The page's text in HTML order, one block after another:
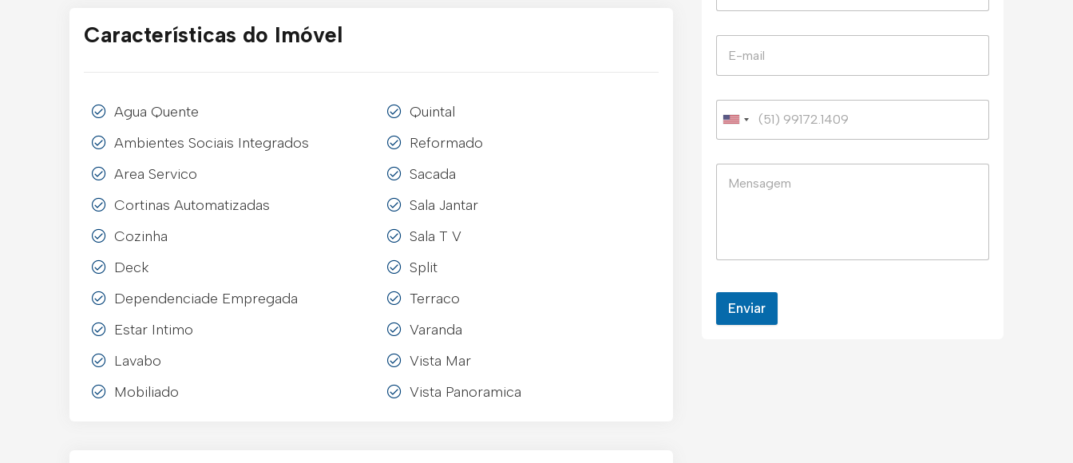
Características do Imóvel
Agua Quente
Ambientes Sociais Integrados
Area Servico
Cortinas Automatizadas
Cozinha
Deck
Dependenciade Empregada
Estar Intimo
Lavabo
Mobiliado
Quintal
Reformado
Sacada
Sala Jantar
Sala T V
Split
Terraco
Varanda
Vista Mar
Vista Panoramica
Enviar